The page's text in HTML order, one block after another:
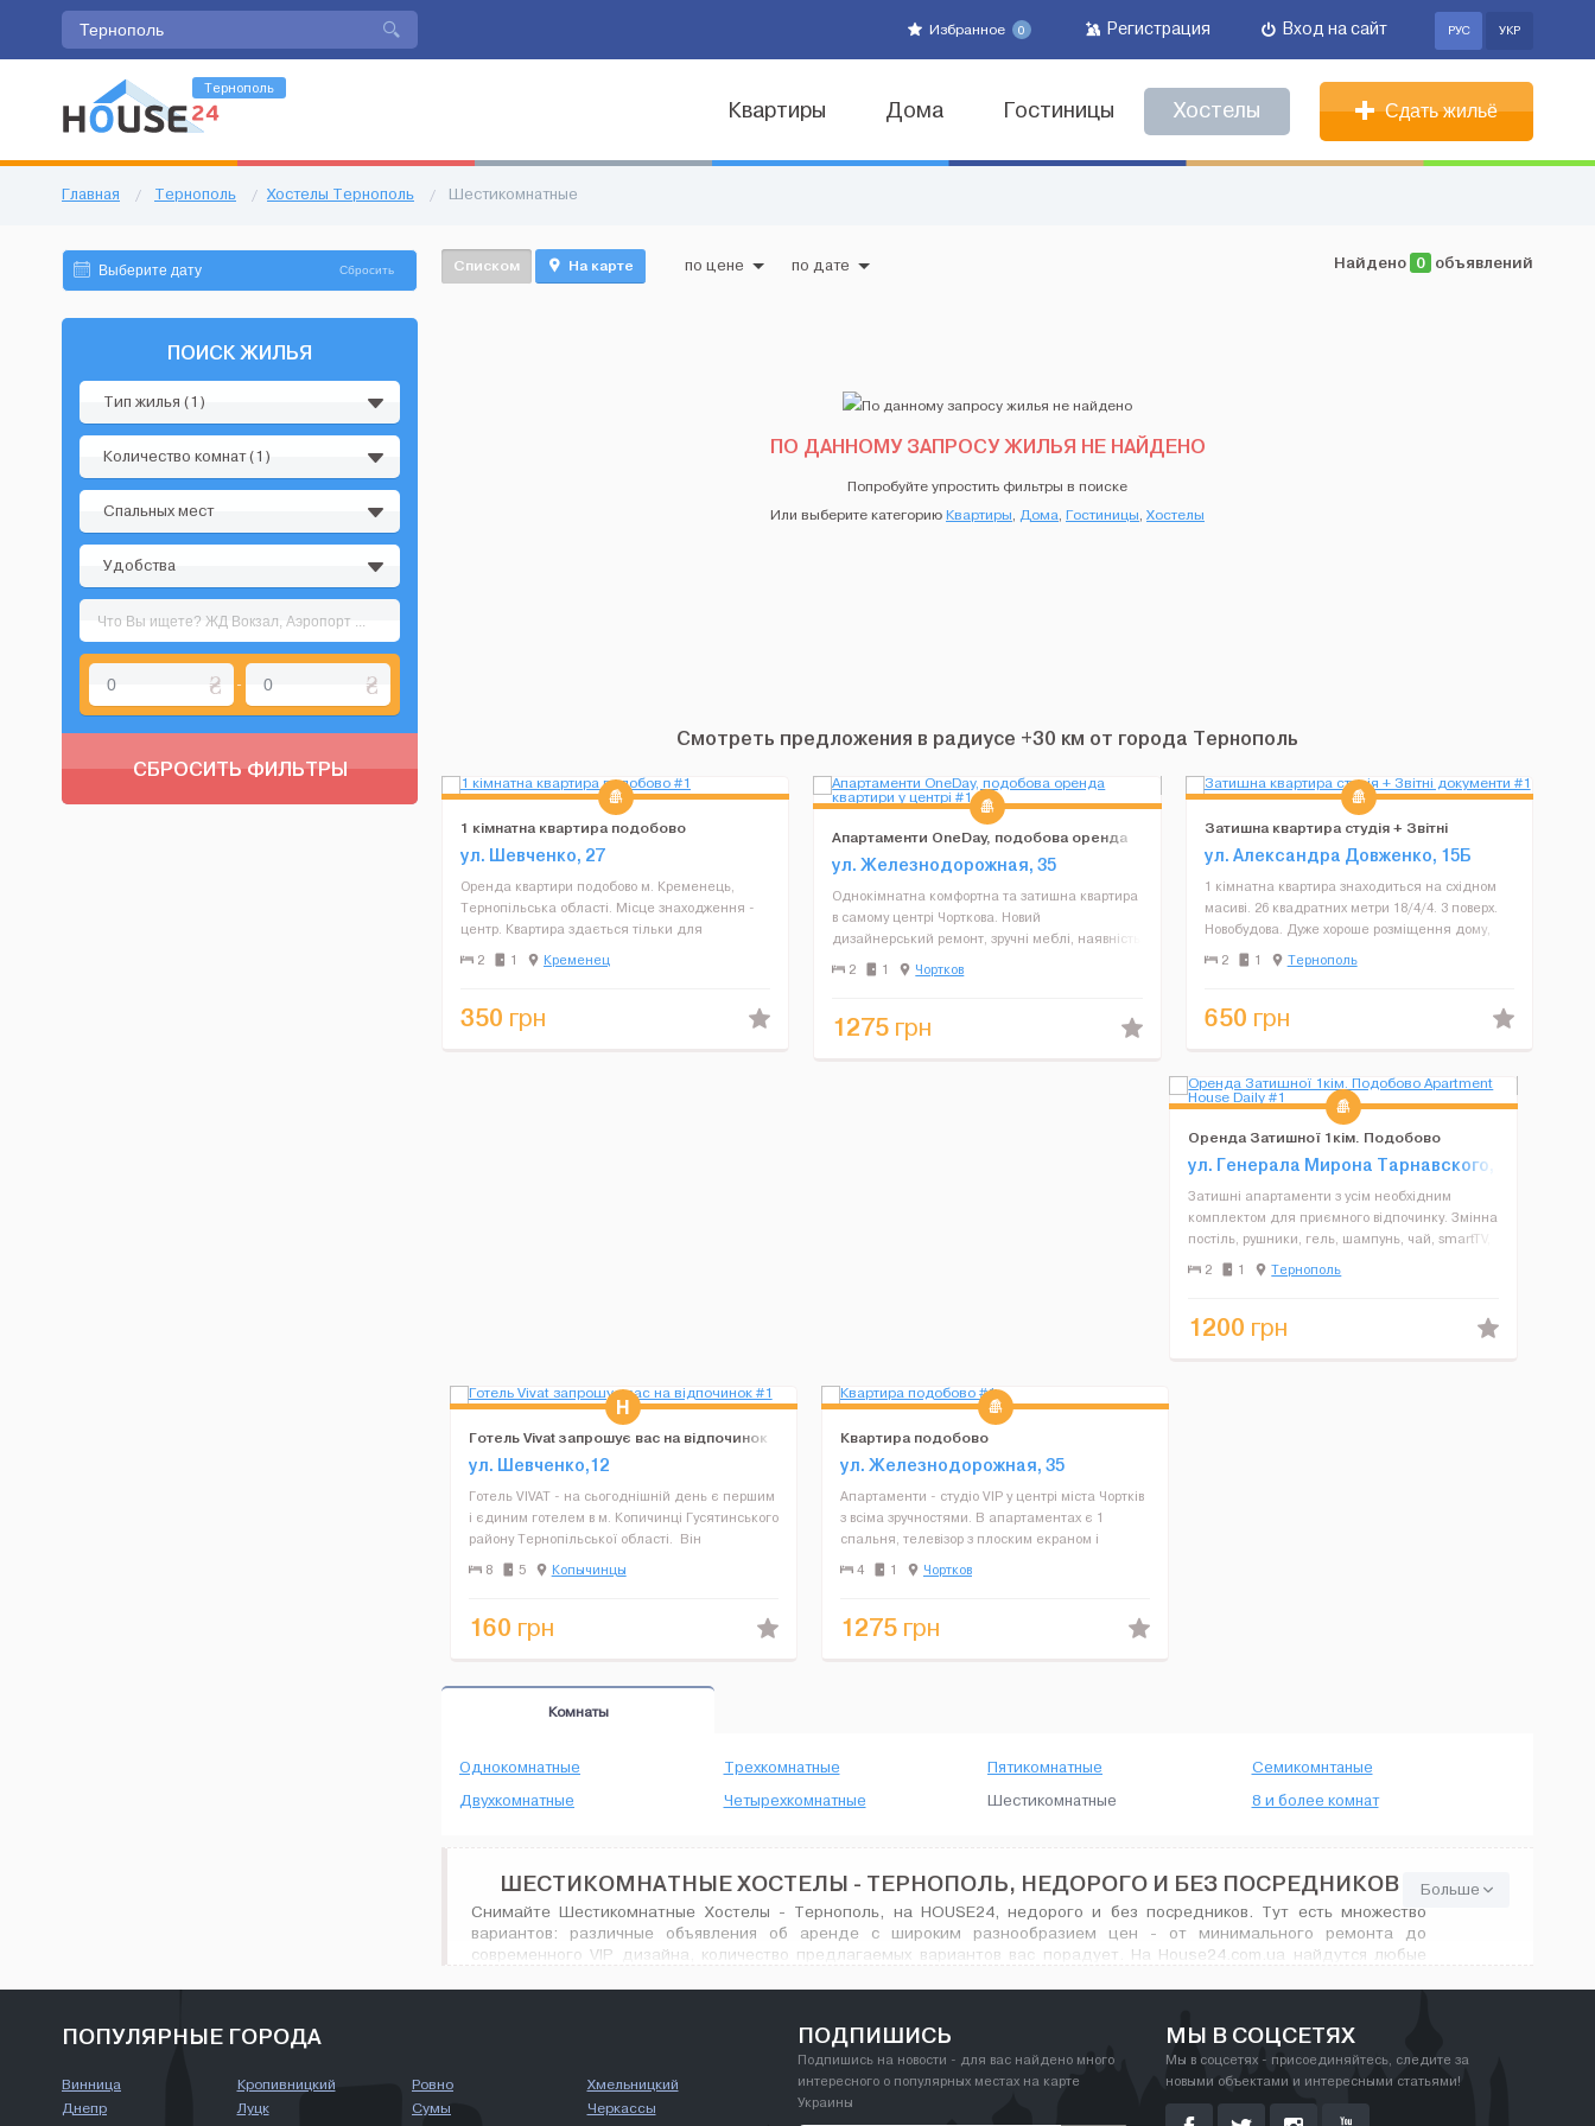
Избранное 0 Регистрация Вход на сайт РУС УКР
Тернополь
Квартиры Дома Гостиницы Хостелы Сдать жильё
Главная / Тернополь / Хостелы Тернополь / Шестикомнатные
Сбросить
ПОИСК ЖИЛЬЯ
Тип жилья (1)
Количество комнат (1)
Спальных мест
Удобства
-
СБРОСИТЬ ФИЛЬТРЫ
Списком На карте по цене по дате Найдено 0 объявлений
ПО ДАННОМУ ЗАПРОСУ ЖИЛЬЯ НЕ НАЙДЕНО
Попробуйте упростить фильтры в поиске
Или выберите категориюКвартиры, Дома, Гостиницы, Хостелы
Смотреть предложения в радиусе +30 км от города Тернополь
1 кімнатна квартира подобово
ул. Шевченко, 27
Оренда квартири подобово м. Кременець,
Тернопільська області. Місце знаходження -
центр. Квартира здається тільки для
проживання. Є всі необхідні умови, євроремонт
побутова техніка, інтренет, гаряча вода,
2 1 Кременец
350 грн
Апартаменти OneDay, подобова оренда
квартири у центрі
ул. Железнодорожная, 35
Однокімнатна комфортна та затишна квартира
в самому центрі Чорткова. Новий
дизайнерський ремонт, зручні меблі, наявність
усієї побутової техніки допоможуть Вам
почуватись як вдома. Квартира повністю
2 1 Чортков
1275 грн
Затишна квартира студія + Звітні
документи
ул. Александра Довженко, 15Б
1 кімнатна квартира знаходиться на східном
масиві. 26 квадратних метри 18/4/4. 3 поверх.
Новобудова. Дуже хороше розміщення дому,
поруч супермаркети, зупинки. Є все необхідне
для проживання. Кухонні приналежності:
2 1 Тернополь
650 грн
Оренда Затишної 1кім. Подобово
Apartment House Daily
ул. Генерала Мирона Тарнавского,
18
Затишні апартаменти з усім необхідним
комплектом для приємного відпочинку. Змінна
постіль, рушники, гель, шампунь, чай, smartTV,
wifi та все для комфортного проживання.
Замовлення приймаються з 9 по 22 год.
2 1 Тернополь
1200 грн
Готель Vivat запрошує вас на відпочинок
ул. Шевченко,12
Готель VIVAT - на сьогоднішній день є першим
і єдиним готелем в м. Копичинці Гусятинського
району Тернопільської області. Він
розташований у центральній частині міста по
вул. Шевченка, 12. Готель займає 2 поверхи
8 5 Копычинцы
160 грн
Квартира подобово
ул. Железнодорожная, 35
Апартаменти - студіо VIP у центрi мiста Чорткiв
з вciма зручностями. В апартаментах є 1
спальня, телевізор з плоским екраном і
супутниковими каналами, Wi-Fi, обладнана
кухня з мікрохвильовою піччю і холодильником,
4 1 Чортков
1275грн
Комнаты
Однокомнатные
Двухкомнатные
Трехкомнатные
Четырехкомнатные
Пятикомнатные
Шестикомнатные
Семикомнтаные
8 и более комнат
ШЕСТИКОМНАТНЫЕ ХОСТЕЛЫ - ТЕРНОПОЛЬ, НЕДОРОГО И БЕЗ ПОСРЕДНИКОВ
Снимайте Шестикомнатные Хостелы - Тернополь, на HOUSE24, недорого и без посредников. Тут есть множество
вариантов: различные объявления об аренде с широким разнообразием цен - от минимального ремонта до
современного VIP дизайна, количество предлагаемых вариантов вас порадует. На House24.com.ua найдутся любые
Больше
ПОПУЛЯРНЫЕ ГОРОДА
Винница
Днепр
Кропивницкий
Луцк
Ровно
Сумы
Хмельницкий
Черкассы
ПОДПИШИСЬ
Подпишись на новости - для вас найдено много
интересного о популярных местах на карте
Украины
МЫ В СОЦСЕТЯХ
Мы в соцсетях - присоединяйтесь, следите за
новыми объектами и интересными статьями!